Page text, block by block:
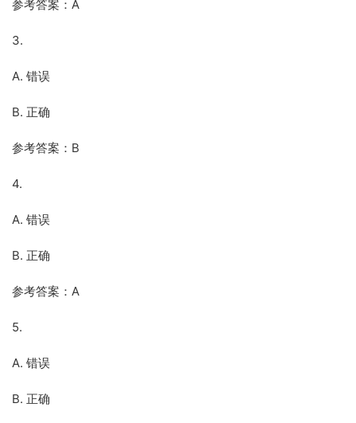
参考答案：A
3.
A. 错误
B. 正确
参考答案：B
4.
A. 错误
B. 正确
参考答案：A
5.
A. 错误
B. 正确